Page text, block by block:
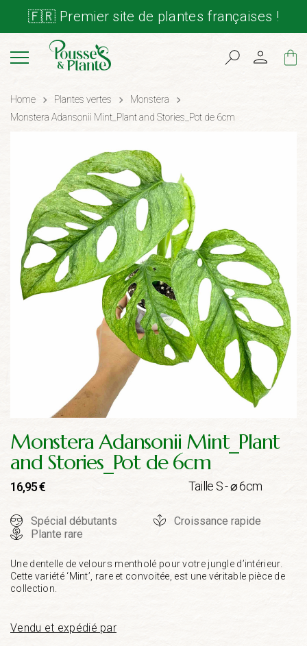
🇫🇷 Premier site de plantes françaises !
Cart
Home Plantes vertes
Monstera
Monstera Adansonii Mint_Plant and Stories_Pot de 6cm
Monstera Adansonii Mint_Plant
and Stories_Pot de 6cm
16,95€ Taille S - ⌀ 6cm
Spécial débutants
Croissance rapide
Plante rare
Une dentelle de velours mentholé pour votre jungle d’intérieur.
Cette variété ‘Mint’, rare et convoitée, est une véritable pièce de
collection.
Vendu et expédié par